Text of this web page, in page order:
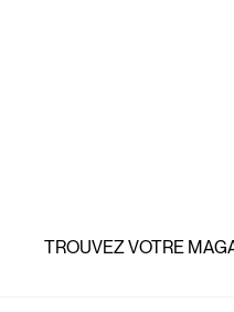
TROUVEZ VOTRE